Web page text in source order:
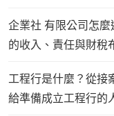
企業社 有限公司怎
的收入、責任與財稅
工程行是什麼？從接
給準備成立工程行的